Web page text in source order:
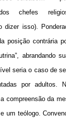
chefes
dizer isso).
posição contrária
abrandando
seria o caso de
por adultos.
compreensão da
um teólogo.